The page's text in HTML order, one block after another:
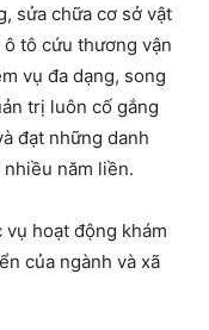
sửa chữa cơ sở vật
tô cứu thương vận
vụ đa dạng, song
trị luôn cố gắng
đạt những danh
năm liền.
hoạt động khám
của ngành và xã